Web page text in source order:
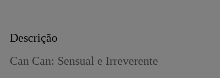
Descrição
Can Can: Sensual e Irreverente